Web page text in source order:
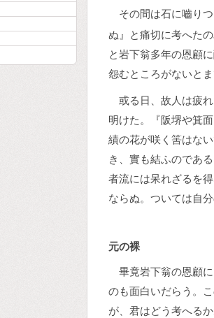
その間は石に嚙り
ぬ』と痛切に考へた
と岩下翁多年の恩顧
怨むところがないと
或る日、故人は疲
明けた。『阪堺や箕
績の花が咲く筈はな
き、實も結ふのであ
者流には呆れざるを
ならぬ。ついては自
元の裸
畢竟岩下翁の恩顧
のも面白いだらう。
が、君はどう考へる